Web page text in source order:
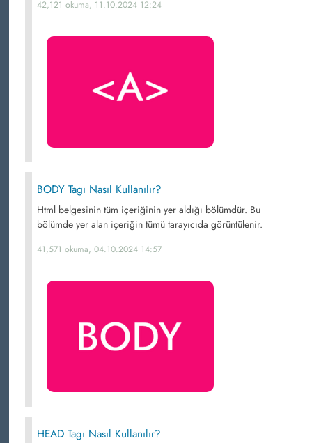
42,121 okuma, 11.10.2024 12:24
BODY Tagı Nasıl Kullanılır?
Html belgesinin tüm içeriğinin yer aldığı bölümdür. Bu
bölümde yer alan içeriğin tümü tarayıcıda görüntülenir.
41,571 okuma, 04.10.2024 14:57
HEAD Tagı Nasıl Kullanılır?